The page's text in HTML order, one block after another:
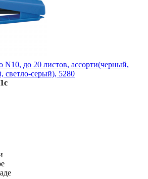
N10, до 20 листов, ассорти(черный,
светло-серый), 5280